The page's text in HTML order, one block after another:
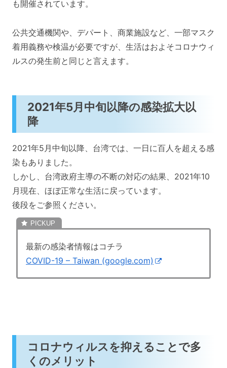
も開催されています。
公共交通機関や、デパート、商業施設など、一部マスク
着用義務や検温が必要ですが、生活はおよそコロナウィ
ルスの発生前と同じと言えます。
2021年5月中旬以降の感染拡大以
降
2021年5月中旬以降、台湾では、一日に百人を超える感
染もありました。
しかし、台湾政府主導の不断の対応の結果、2021年10
月現在、ほぼ正常な生活に戻っています。
後段をご参照ください。
最新の感染者情報はコチラ
COVID-19 – Taiwan (google.com)
コロナウィルスを抑えることで多
くのメリット